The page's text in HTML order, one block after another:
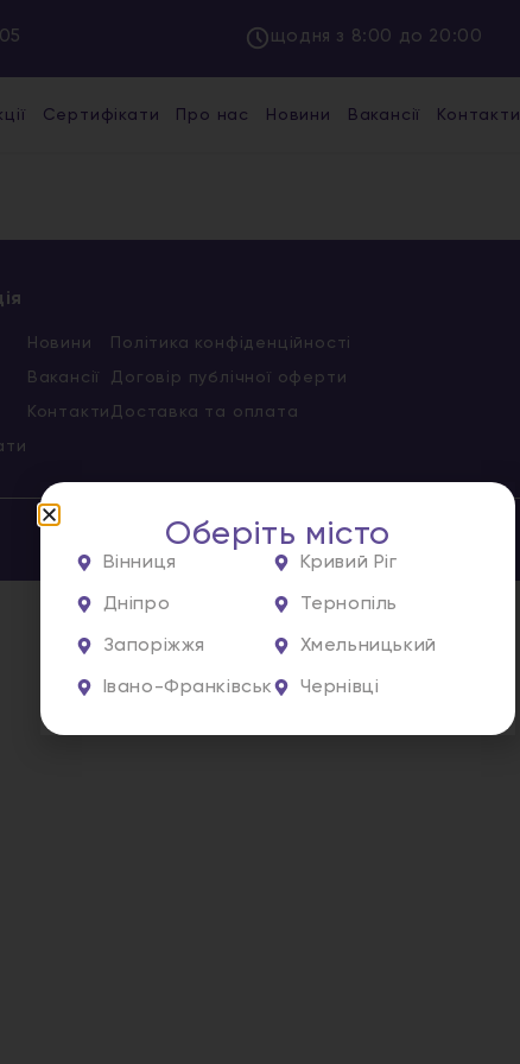
щодня з 8:00 до 20:00
Сертифікати Про нас Новини Вакансії Контакти
Новини
Вакансії
Контакти
Політика конфіденційності
Договір публічної оферти
Доставка та оплата
Оберіть місто
Вінниця
Дніпро
Запоріжжя
Івано-Франківськ
Кривий Ріг
Тернопіль
Хмельницький
Чернівці